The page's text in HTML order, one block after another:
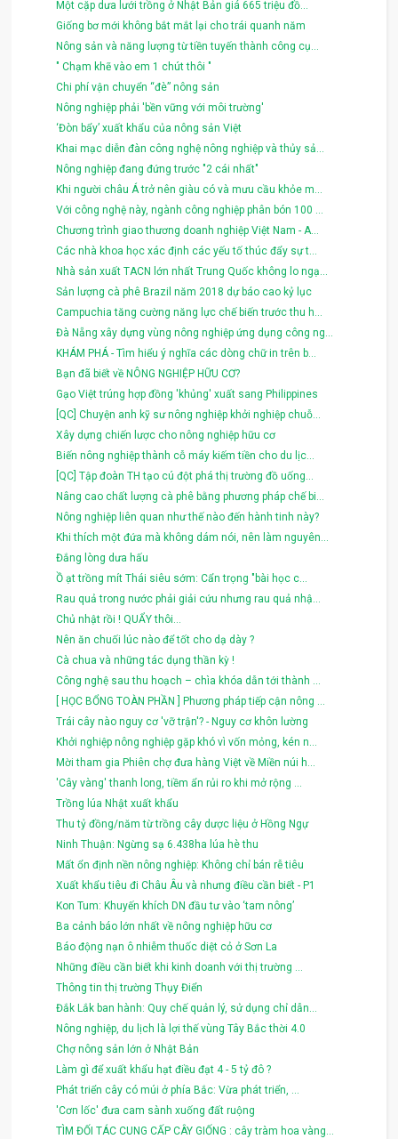
Một cặp dưa lưới trồng ở Nhật Bản giá 665 triệu đồ...
Giống bơ mới không bắt mắt lại cho trái quanh năm
Nông sản và năng lượng từ tiền tuyến thành công cụ...
" Chạm khẽ vào em 1 chút thôi "
Chi phí vận chuyển “đè” nông sản
Nông nghiệp phải 'bền vững với môi trường'
‘Đòn bẩy’ xuất khẩu của nông sản Việt
Khai mạc diễn đàn công nghệ nông nghiệp và thủy sả...
Nông nghiệp đang đứng trước "2 cái nhất"
Khi người châu Á trở nên giàu có và mưu cầu khỏe m...
Với công nghệ này, ngành công nghiệp phân bón 100 ...
Chương trình giao thương doanh nghiệp Việt Nam - A...
Các nhà khoa học xác định các yếu tố thúc đẩy sự t...
Nhà sản xuất TACN lớn nhất Trung Quốc không lo ngạ...
Sản lượng cà phê Brazil năm 2018 dự báo cao kỷ lục
Campuchia tăng cường năng lực chế biến trước thu h...
Đà Nẵng xây dựng vùng nông nghiệp ứng dụng công ng...
KHÁM PHÁ - Tìm hiểu ý nghĩa các dòng chữ in trên b...
Bạn đã biết về NÔNG NGHIỆP HỮU CƠ?
Gạo Việt trúng hợp đồng 'khủng' xuất sang Philippines
[QC] Chuyện anh kỹ sư nông nghiệp khởi nghiệp chuỗ...
Xây dựng chiến lược cho nông nghiệp hữu cơ
Biến nông nghiệp thành cỗ máy kiếm tiền cho du lịc...
[QC] Tập đoàn TH tạo cú đột phá thị trường đồ uống...
Nâng cao chất lượng cà phê bằng phương pháp chế bi...
Nông nghiệp liên quan như thế nào đến hành tinh này?
Khi thích một đứa mà không dám nói, nên làm nguyên...
Đắng lòng dưa hấu
Ồ ạt trồng mít Thái siêu sớm: Cẩn trọng "bài học c...
Rau quả trong nước phải giải cứu nhưng rau quả nhậ...
Chủ nhật rồi ! QUẨY thôi...
Nên ăn chuối lúc nào để tốt cho dạ dày ?
Cà chua và những tác dụng thần kỳ !
Công nghệ sau thu hoạch – chìa khóa dẫn tới thành ...
[ HỌC BỔNG TOÀN PHẦN ] Phương pháp tiếp cận nông ...
Trái cây nào nguy cơ 'vỡ trận'? - Nguy cơ khôn lường
Khởi nghiệp nông nghiệp gặp khó vì vốn mỏng, kén n...
Mời tham gia Phiên chợ đưa hàng Việt về Miền núi h...
'Cây vàng' thanh long, tiềm ẩn rủi ro khi mở rộng ...
Trồng lúa Nhật xuất khẩu
Thu tỷ đồng/năm từ trồng cây dược liệu ở Hồng Ngự
Ninh Thuận: Ngừng sạ 6.438ha lúa hè thu
Mất ổn định nền nông nghiệp: Không chỉ bán rễ tiêu
Xuất khẩu tiêu đi Châu Âu và nhưng điều cần biết - P1
Kon Tum: Khuyến khích DN đầu tư vào ‘tam nông’
Ba cảnh báo lớn nhất về nông nghiệp hữu cơ
Báo động nạn ô nhiễm thuốc diệt cỏ ở Sơn La
Những điều cần biết khi kinh doanh với thị trường ...
Thông tin thị trường Thụy Điển
Đắk Lắk ban hành: Quy chế quản lý, sử dụng chỉ dẫn...
Nông nghiệp, du lịch là lợi thế vùng Tây Bắc thời 4.0
Chợ nông sản lớn ở Nhật Bản
Làm gì để xuất khẩu hạt điều đạt 4 - 5 tỷ đô ?
Phát triển cây có múi ở phía Bắc: Vừa phát triển, ...
'Cơn lốc' đưa cam sành xuống đất ruộng
TÌM ĐỐI TÁC CUNG CẤP CÂY GIỐNG : cây tràm hoa vàng...